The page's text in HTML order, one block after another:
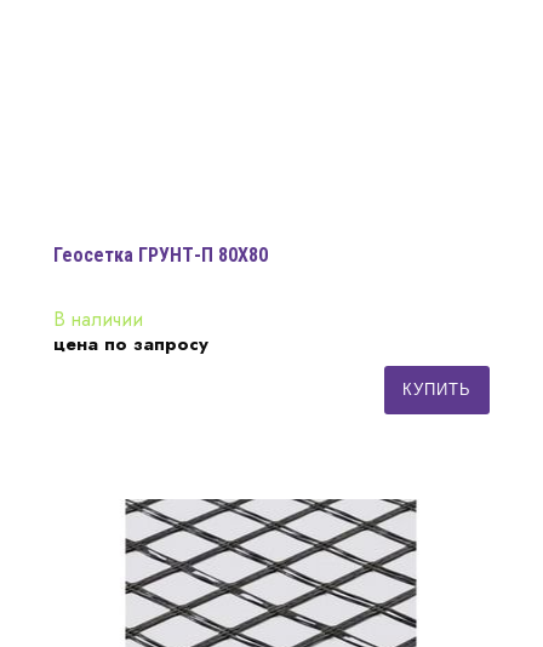
Геосетка ГРУНТ-П 80X80
В наличии
цена по запросу
КУПИТЬ